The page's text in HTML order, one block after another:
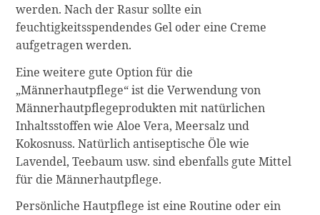
werden. Nach der Rasur sollte ein
feuchtigkeitsspendendes Gel oder eine Creme
aufgetragen werden.
Eine weitere gute Option für die
„Männerhautpflege“ ist die Verwendung von
Männerhautpflegeprodukten mit natürlichen
Inhaltsstoffen wie Aloe Vera, Meersalz und
Kokosnuss. Natürlich antiseptische Öle wie
Lavendel, Teebaum usw. sind ebenfalls gute Mittel
für die Männerhautpflege.
Persönliche Hautpflege ist eine Routine oder ein